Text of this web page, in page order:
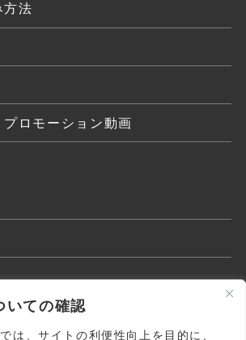
いての確認
は、サイトの利便性向上を目的に、
方法
プロモーション動画